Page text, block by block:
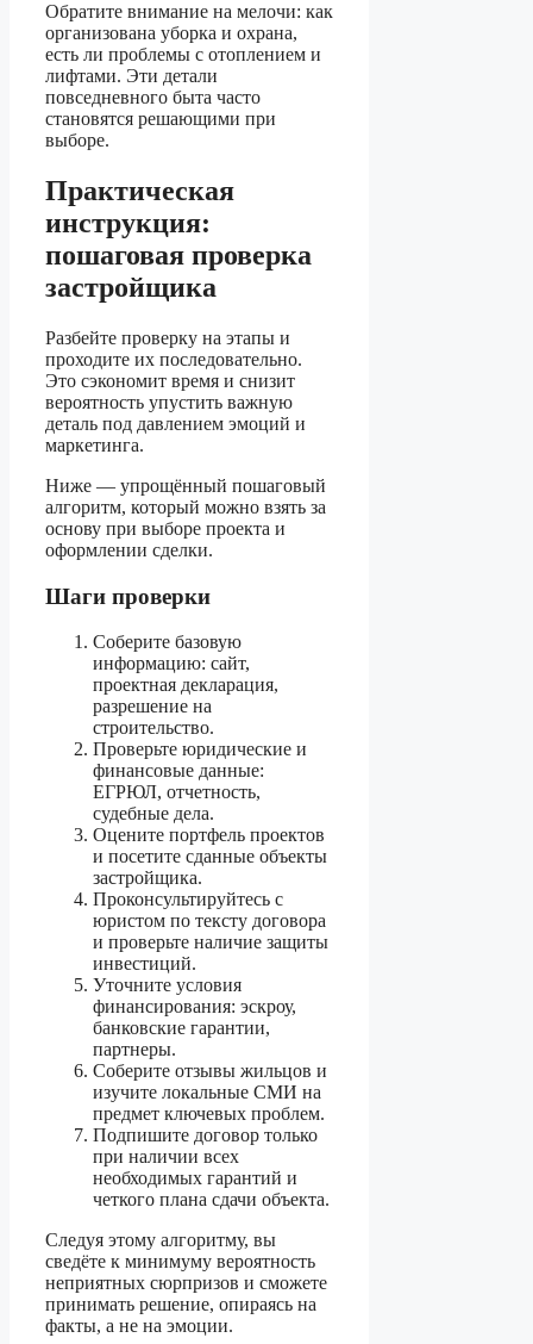
Обратите внимание на мелочи: как
организована уборка и охрана,
есть ли проблемы с отоплением и
лифтами. Эти детали
повседневного быта часто
становятся решающими при
выборе.
Практическая
инструкция:
пошаговая проверка
застройщика
Разбейте проверку на этапы и
проходите их последовательно.
Это сэкономит время и снизит
вероятность упустить важную
деталь под давлением эмоций и
маркетинга.
Ниже — упрощённый пошаговый
алгоритм, который можно взять за
основу при выборе проекта и
оформлении сделки.
Шаги проверки
Соберите базовую
информацию: сайт,
проектная декларация,
разрешение на
строительство.
Проверьте юридические и
финансовые данные:
ЕГРЮЛ, отчетность,
судебные дела.
Оцените портфель проектов
и посетите сданные объекты
застройщика.
Проконсультируйтесь с
юристом по тексту договора
и проверьте наличие защиты
инвестиций.
Уточните условия
финансирования: эскроу,
банковские гарантии,
партнеры.
Соберите отзывы жильцов и
изучите локальные СМИ на
предмет ключевых проблем.
Подпишите договор только
при наличии всех
необходимых гарантий и
четкого плана сдачи объекта.
Следуя этому алгоритму, вы
сведёте к минимуму вероятность
неприятных сюрпризов и сможете
принимать решение, опираясь на
факты, а не на эмоции.